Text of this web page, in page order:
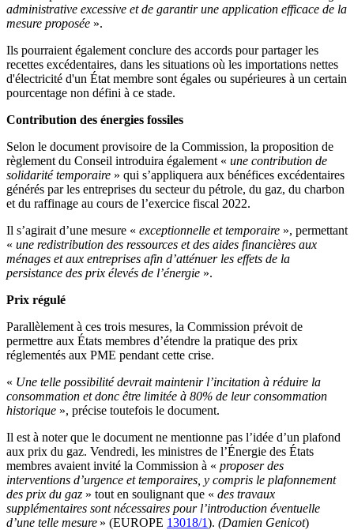
administrative excessive et de garantir une application efficace de la
mesure proposée ».
Ils pourraient également conclure des accords pour partager les
recettes excédentaires, dans les situations où les importations nettes
d'électricité d'un État membre sont égales ou supérieures à un certain
pourcentage non défini à ce stade.
Contribution des énergies fossiles
Selon le document provisoire de la Commission, la proposition de
règlement du Conseil introduira également « une contribution de
solidarité temporaire » qui s’appliquera aux bénéfices excédentaires
générés par les entreprises du secteur du pétrole, du gaz, du charbon
et du raffinage au cours de l’exercice fiscal 2022.
Il s’agirait d’une mesure « exceptionnelle et temporaire », permettant
« une redistribution des ressources et des aides financières aux
ménages et aux entreprises afin d’atténuer les effets de la
persistance des prix élevés de l’énergie ».
Prix régulé
Parallèlement à ces trois mesures, la Commission prévoit de
permettre aux États membres d’étendre la pratique des prix
réglementés aux PME pendant cette crise.
« Une telle possibilité devrait maintenir l’incitation à réduire la
consommation et donc être limitée à 80% de leur consommation
historique », précise toutefois le document.
Il est à noter que le document ne mentionne pas l’idée d’un plafond
aux prix du gaz. Vendredi, les ministres de l’Énergie des États
membres avaient invité la Commission à « proposer des
interventions d’urgence et temporaires, y compris le plafonnement
des prix du gaz » tout en soulignant que « des travaux
supplémentaires sont nécessaires pour l’introduction éventuelle
d’une telle mesure » (EUROPE 13018/1). (Damien Genicot)